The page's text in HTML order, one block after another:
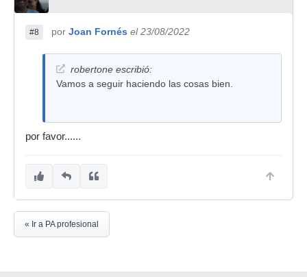
#8 por Joan Fornés el 23/08/2022
robertone escribió:
Vamos a seguir haciendo las cosas bien.
por favor......
« Ir a PA profesional